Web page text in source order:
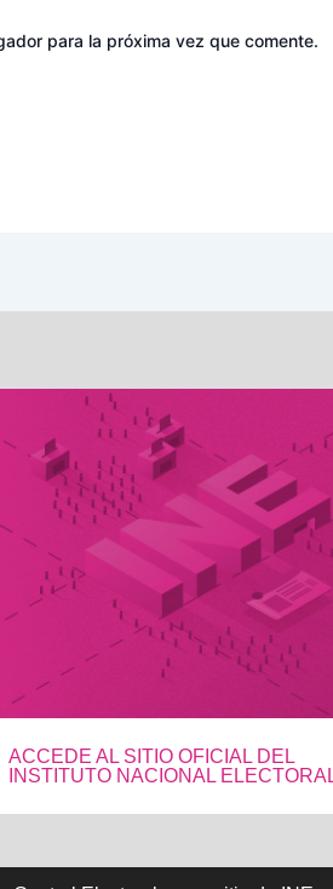
para la próxima vez que comente.
ACCEDE AL SITIO OFICIAL DEL
INSTITUTO NACIONAL